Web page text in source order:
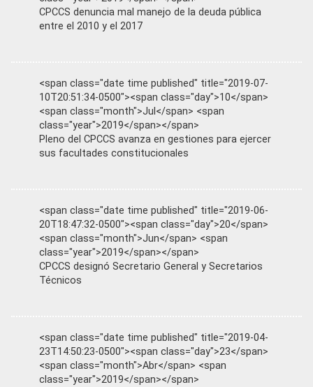
CPCCS denuncia mal manejo de la deuda pública
entre el 2010 y el 2017
<span class="date time published" title="2019-07-
10T20:51:34-0500"><span class="day">10</span>
<span class="month">Jul</span> <span
class="year">2019</span></span>
Pleno del CPCCS avanza en gestiones para ejercer
sus facultades constitucionales
<span class="date time published" title="2019-06-
20T18:47:32-0500"><span class="day">20</span>
<span class="month">Jun</span> <span
class="year">2019</span></span>
CPCCS designó Secretario General y Secretarios
Técnicos
<span class="date time published" title="2019-04-
23T14:50:23-0500"><span class="day">23</span>
<span class="month">Abr</span> <span
class="year">2019</span></span>